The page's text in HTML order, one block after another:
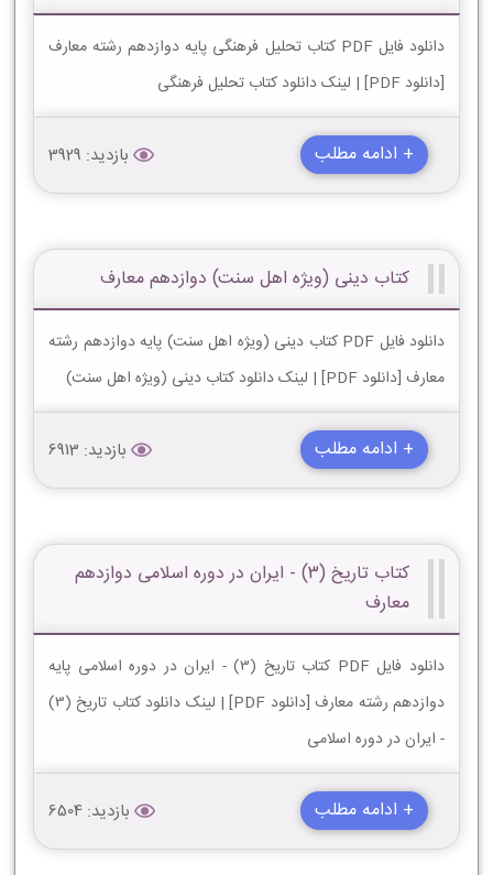
دانلود فایل PDF کتاب تحلیل فرهنگی پایه دوازدهم رشته معارف
[دانلود PDF] | لینک دانلود کتاب تحلیل فرهنگی
+ ادامه مطلب بازدید: 3929
کتاب دینی (ویژه اهل سنت) دوازدهم معارف
دانلود فایل PDF کتاب دینی (ویژه اهل سنت) پایه دوازدهم رشته
معارف [دانلود PDF] | لینک دانلود کتاب دینی (ویژه اهل سنت)
+ ادامه مطلب بازدید: 6913
کتاب تاریخ (3) - ایران در دوره اسلامی دوازدهم
معارف
دانلود فایل PDF کتاب تاریخ (3) - ایران در دوره اسلامی پایه
دوازدهم رشته معارف [دانلود PDF] | لینک دانلود کتاب تاریخ (3)
- ایران در دوره اسلامی
+ ادامه مطلب بازدید: 6504